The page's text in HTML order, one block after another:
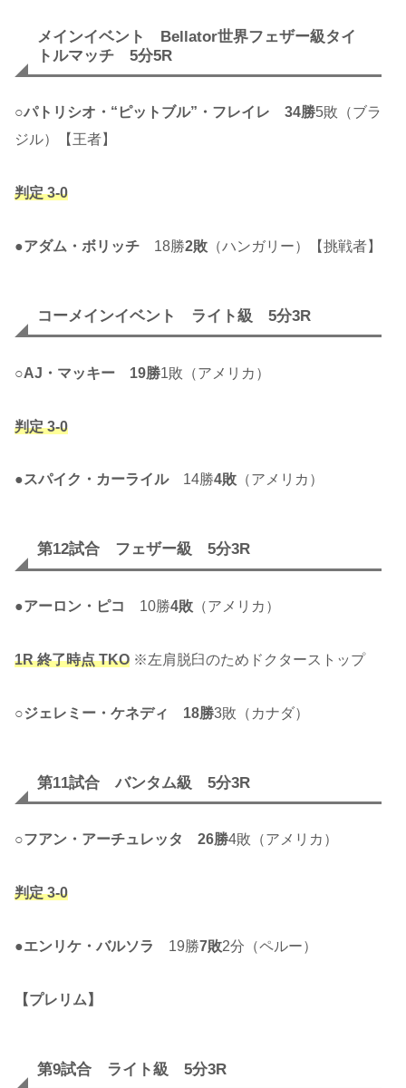
メインイベント Bellator世界フェザー級タイ
トルマッチ 5分5R
○パトリシオ・“ピットブル”・フレイレ 34勝5敗（ブラ
ジル）【王者】
判定 3-0
●アダム・ボリッチ 18勝2敗 （ハンガリー）【挑戦者】
コーメインイベント ライト級 5分3R
○AJ・マッキー 19勝1敗（アメリカ）
判定 3-0
●スパイク・カーライル14勝4敗 （アメリカ）
第12試合 フェザー級 5分3R
●アーロン・ピコ 10勝4敗 （アメリカ）
1R 終了時点 TKO ※左肩脱臼のためドクターストップ
○ジェレミー・ケネディ 18勝3敗（カナダ）
第11試合 バンタム級 5分3R
○フアン・アーチュレッタ 26勝4敗（アメリカ）
判定 3-0
●エンリケ・バルソラ 19勝7敗2分（ペルー）
【プレリム】
第9試合 ライト級 5分3R